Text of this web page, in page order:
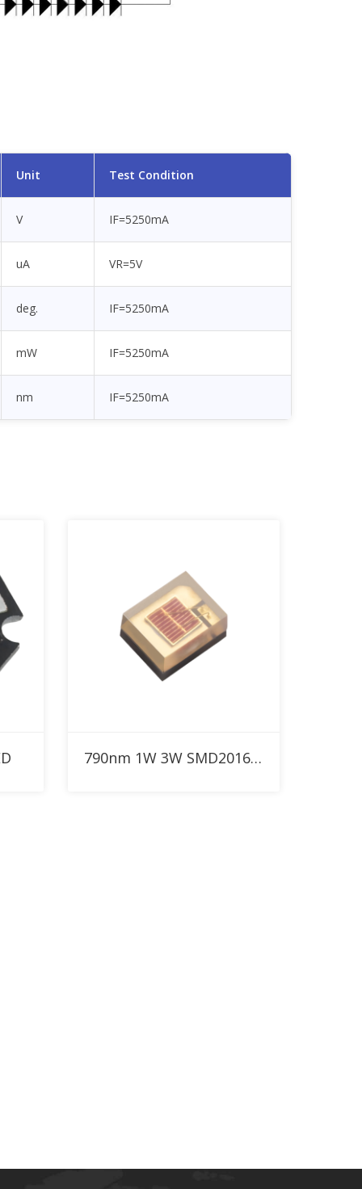
Unit Test Condition
V IF=5250mA
uA VR=5V
deg. IF=5250mA
mW IF=5250mA
nm IF=5250mA
RFQに追加 790nm 1W 3W SMD2016 IR ハイパワーLED